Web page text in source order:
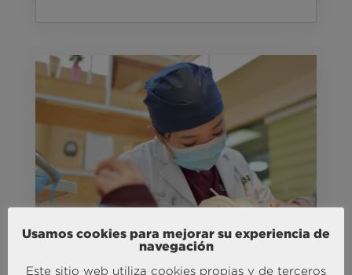
Usamos cookies para mejorar su experiencia de
navegación
Este sitio web utiliza cookies propias y de terceros